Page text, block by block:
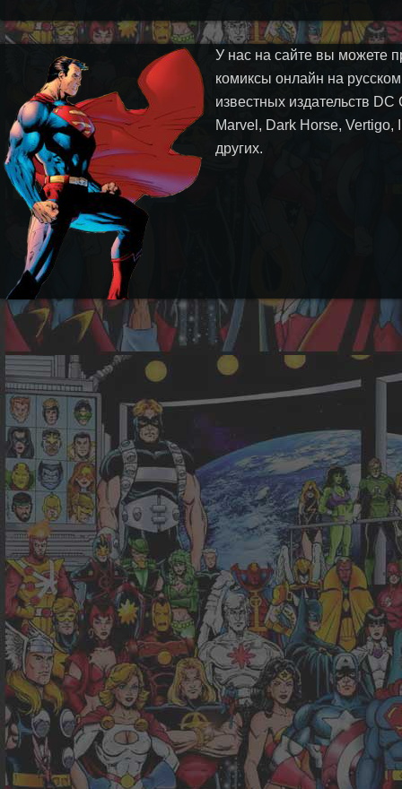
У нас на сайте вы можете
комиксы онлайн на
известных издательств DC
Marvel, Dark Horse, Vertigo,
других.